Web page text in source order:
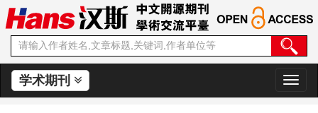
学术期刊
切
换